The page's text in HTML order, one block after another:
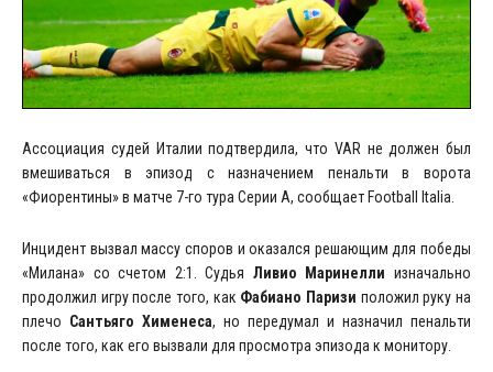
Ассоциация судей Италии подтвердила, что VAR не должен был
вмешиваться в эпизод с назначением пенальти в ворота
«Фиорентины» в матче 7-го тура Серии А, сообщает Football Italia.
Инцидент вызвал массу споров и оказался решающим для победы
«Милана» со счетом 2:1. Судья Ливио Маринелли изначально
продолжил игру после того, как Фабиано Паризи положил руку на
плечо Сантьяго Хименеса, но передумал и назначил пенальти
после того, как его вызвали для просмотра эпизода к монитору.